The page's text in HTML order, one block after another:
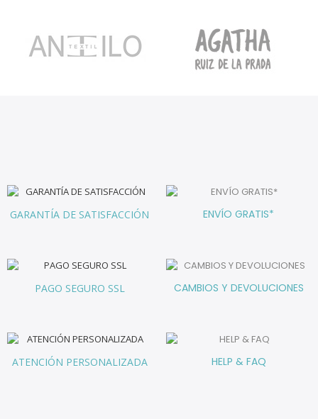
GARANTÍA DE SATISFACCIÓN ENVÍO GRATIS*
PAGO SEGURO SSL CAMBIOS Y DEVOLUCIONES
ATENCIÓN PERSONALIZADA HELP & FAQ